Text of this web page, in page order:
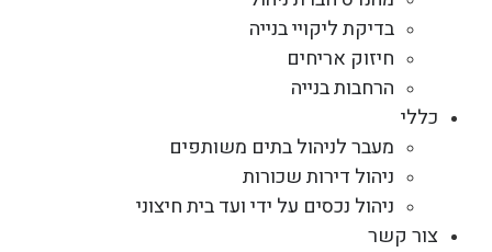
בדיקת ליקויי בנייה
חיזוק אריחים
הרחבות בנייה
כללי
מעבר לניהול בתים משותפים
ניהול דירות שכורות
ניהול נכסים על ידי ועד בית חיצוני
צור קשר